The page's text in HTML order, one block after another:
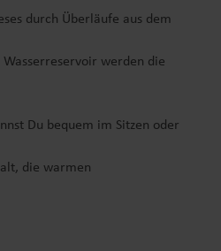
durch Überläufe aus dem
Wasserreservoir werden die
Du bequem im Sitzen oder
die warmen